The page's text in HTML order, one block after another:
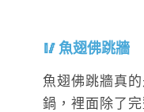
魚翅佛跳牆
魚翅佛跳牆真
鍋，裡面除了